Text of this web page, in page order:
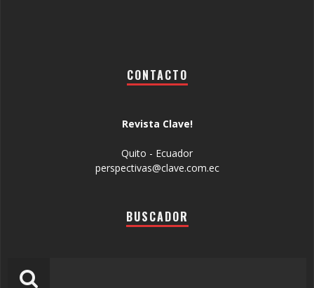
CONTACTO
Revista Clave!
Quito - Ecuador
perspectivas@clave.com.ec
BUSCADOR